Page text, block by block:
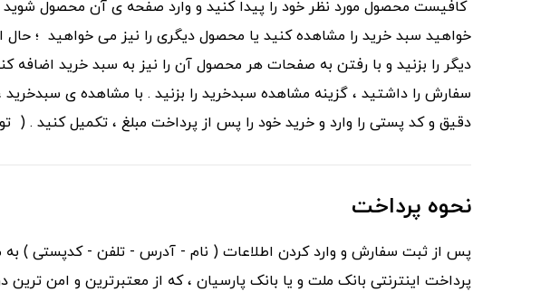
کافیست محصول مورد نظر خود را پیدا کنید و وارد صفحه ی آن محصول
خواهید سبد خرید را مشاهده کنید یا محصول دیگری را نیز می خواهید ؛
دیگر را بزنید و با رفتن به صفحات هر محصول آن را نیز به سبد خرید اضافه
سفارش را داشتید ، گزینه مشاهده سبدخرید را بزنید . با مشاهده ی
دقیق و کد پستی را وارد و خرید خود را پس از پرداخت مبلغ ، تکمیل
نحوه پرداخت
پس از ثبت سفارش و وارد کردن اطلاعات ( نام - آدرس - تلفن - کدپستی ) به
پرداخت اینترنتی بانک ملت و یا بانک پارسیان ، که از معتبرترین و امن